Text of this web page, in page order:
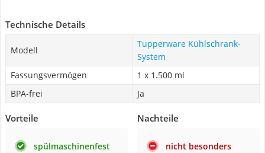
Technische Details
Modell
Tupperware Kühlschrank-
System
Fassungsvermögen
1 x 1.500 ml
BPA-frei
Ja
Vorteile
spülmaschinenfest
Nachteile
nicht besonders